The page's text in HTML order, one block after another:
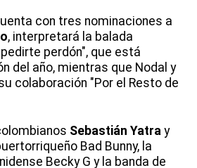
con tres nominaciones a
, interpretará la balada
perdón", que está
del año, mientras que Nodal y
colaboración "Por el Resto de
Sebastián Yatra y
Bad Bunny, la
Becky G y la banda de